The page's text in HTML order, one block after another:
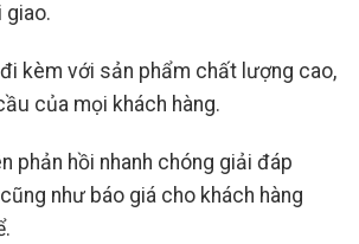
giao.
kèm với sản phẩm chất lượng cao,
của mọi khách hàng.
phản hồi nhanh chóng giải đáp
như báo giá cho khách hàng